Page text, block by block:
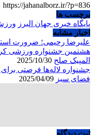
https://jahanalborz.ir/?p=836
برچسب ها
پایگاه خبری جهان البرز
اخبار مشابه
علیرضا رحیمی؛ ضرورت
هشتمین جشنواره ورزشی
المپیک صلح
جشنواره لاله‌ها فرصتی
فضای سبز
ثبت دیدگاه